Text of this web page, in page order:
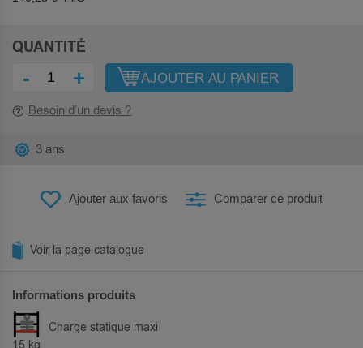
QUANTITÉ
- + AJOUTER AU PANIER
Besoin d’un devis ?
Ajouter aux favoris Comparer ce produit
3 ans
Voir la page catalogue
Informations produits
15 kg
Charge statique maxi